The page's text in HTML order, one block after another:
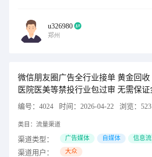
u326980
郑州
微信朋友圈广告全行业接单 黄金回
医院医美等禁投行业包过审 无需保证
编号： 4024 时间： 2026-04-22 浏览： 523
类目： 流量渠道
渠道类型： 广告媒体 自媒体 信息流
渠道用户： 大众